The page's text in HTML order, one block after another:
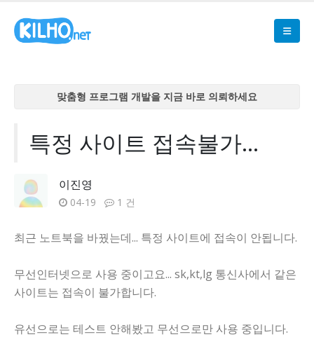
맞춤형 프로그램 개발을 지금 바로 의뢰하세요
맞춤형 프로그램 개발을 지금 바로 의뢰하세요
맞춤형 프로그램 개발을 지금 바로 의뢰하세요
특정 사이트 접속불가...
이진영
04-19 1 건
최근 노트북을 바꿨는데... 특정 사이트에 접속이 안됩니다.
무선인터넷으로 사용 중이고요... sk,kt,lg 통신사에서 같은
사이트는 접속이 불가합니다.
유선으로는 테스트 안해봤고 무선으로만 사용 중입니다.